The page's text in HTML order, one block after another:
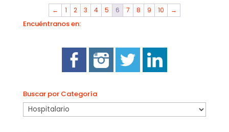
← 1 2 3 4 5 6 7 8 9 10 →
Encuéntranos en:
Buscar por Categoría